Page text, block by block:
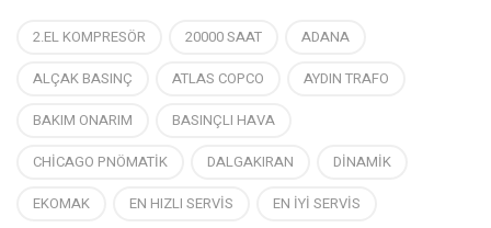
2.EL KOMPRESÖR 20000 SAAT
ADANA
ALÇAK BASINÇ
ATLAS COPCO
AYDIN TRAFO
BAKIM ONARIM
BASINÇLI HAVA
CHİCAGO PNÖMATİK
DALGAKIRAN
DİNAMİK
EKOMAK
EN HIZLI SERVİS
EN İYİ SERVİS